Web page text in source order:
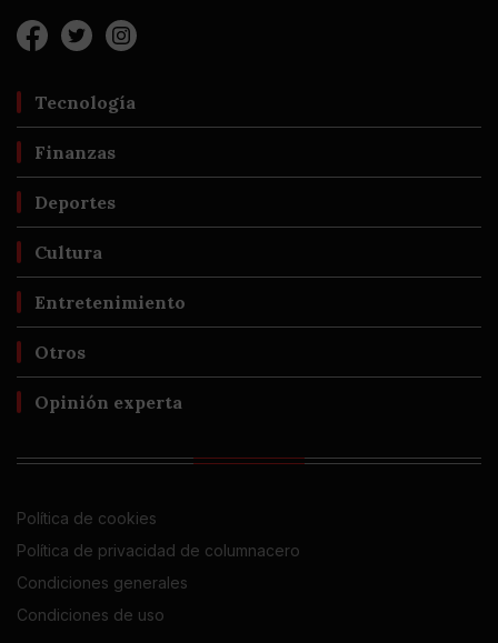
Tecnología
Finanzas
Deportes
Cultura
Entretenimiento
Otros
Opinión experta
Política de cookies
Política de privacidad de columnacero
Condiciones generales
Condiciones de uso